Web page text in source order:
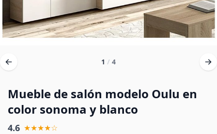
1 / 4
Mueble de salón modelo Oulu en
color sonoma y blanco
4.6 ★★★★☆